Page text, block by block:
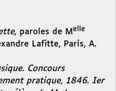
, paroles de Melle
Lafitte, Paris, A.
Concours
pratique, 1846. Ier